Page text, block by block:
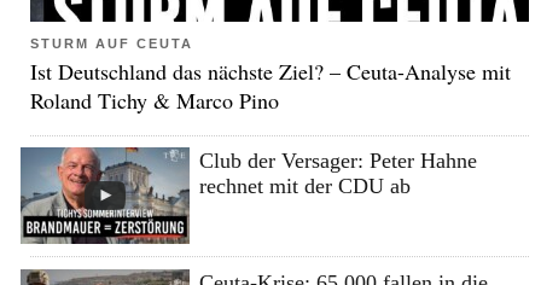
STURM AUF CEUTA
Ist Deutschland das nächste Ziel? – Ceuta-Analyse mit
Roland Tichy & Marco Pino
Club der Versager: Peter Hahne
rechnet mit der CDU ab